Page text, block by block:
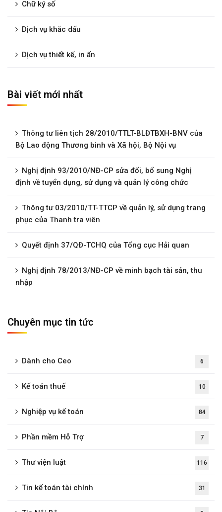
Chữ ký số
Dịch vụ khắc dấu
Dịch vụ thiết kế, in ấn
Bài viết mới nhất
Thông tư liên tịch 28/2010/TTLT-BLĐTBXH-BNV của
Bộ Lao động Thương binh và Xã hội, Bộ Nội vụ
Nghị định 93/2010/NĐ-CP sửa đổi, bổ sung Nghị
định về tuyển dụng, sử dụng và quản lý công chức
Thông tư 03/2010/TT-TTCP về quản lý, sử dụng trang
phục của Thanh tra viên
Quyết định 37/QĐ-TCHQ của Tổng cục Hải quan
Nghị định 78/2013/NĐ-CP về minh bạch tài sản, thu
nhập
Chuyên mục tin tức
Dành cho Ceo 6
Kế toán thuế 10
Nghiệp vụ kế toán 84
Phần mềm Hỗ Trợ 7
Thư viện luật 116
Tin kế toán tài chính 31